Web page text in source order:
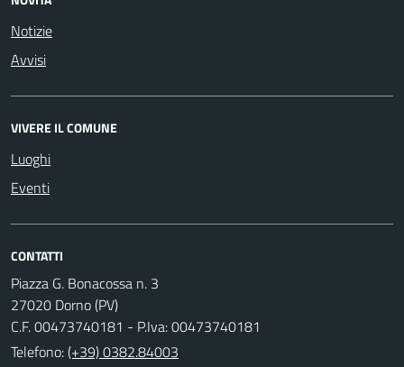
Notizie
Avvisi
VIVERE IL COMUNE
Luoghi
Eventi
CONTATTI
Piazza G. Bonacossa n. 3
27020 Dorno (PV)
C.F. 00473740181 - P.Iva: 00473740181
Telefono:(+39) 0382.84003